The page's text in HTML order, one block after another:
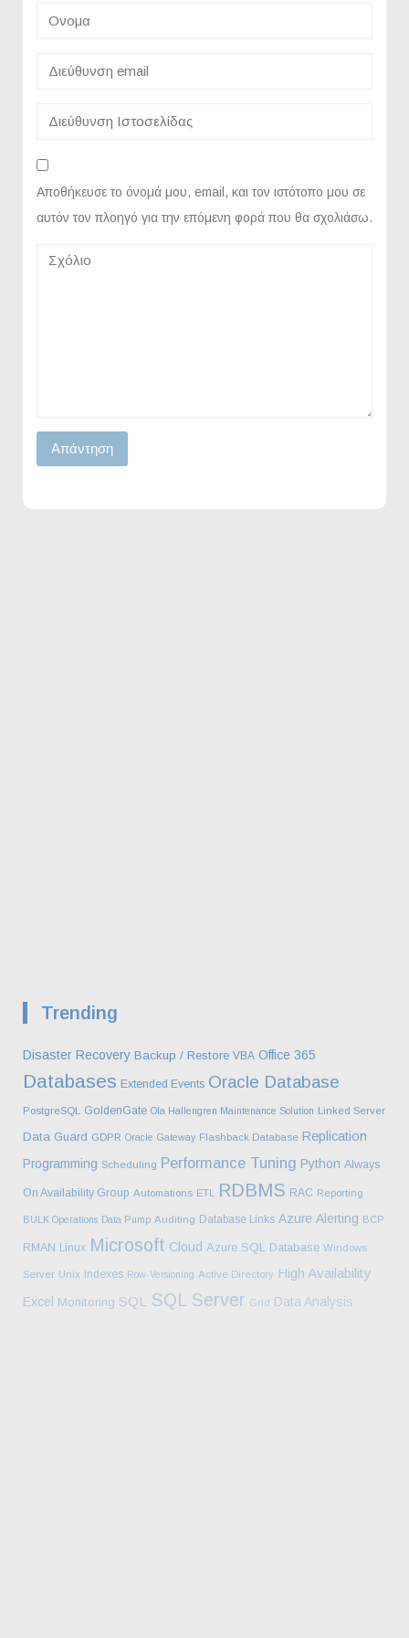
Αποθήκευσε το όνομά μου, email, και τον ιστότοπο μου σε
αυτόν τον πλοηγό για την επόμενη φορά που θα σχολιάσω.
Trending
Disaster Recovery Backup / Restore VBA Office 365
Databases Extended Events Oracle Database
PostgreSQL GoldenGate Ola Hallengren Maintenance Solution Linked Server
Data Guard GDPR Oracle Gateway Flashback Database Replication
Programming Scheduling Performance Tuning Python Always
On Availability Group Automations ETL RDBMS RAC Reporting
BULK Operations Data Pump Auditing Database Links Azure Alerting BCP
RMAN Linux Microsoft Cloud Azure SQL Database Windows
Server Unix Indexes Row-Versioning Active Directory High Availability
Excel Monitoring SQL SQL Server Grid Data Analysis